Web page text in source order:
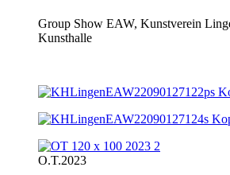
Group Show EAW, Kunstverein
Kunsthalle
O.T.2023